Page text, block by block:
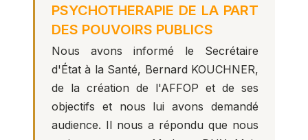
PSYCHOTHERAPIE DE LA PART
DES POUVOIRS PUBLICS
Nous avons informé le Secrétaire
d'État à la Santé, Bernard KOUCHNER,
de la création de l'AFFOP et de ses
objectifs et nous lui avons demandé
audience. Il nous a répondu que nous